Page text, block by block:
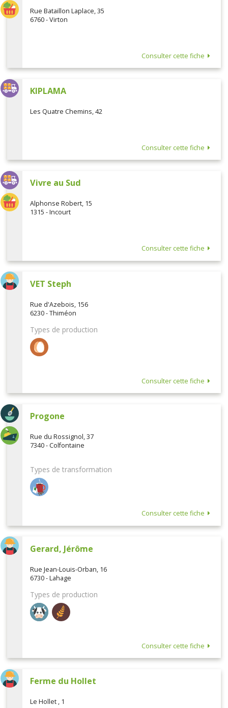
Rue Bataillon Laplace, 35
6760 - Virton
Consulter cette fiche
KIPLAMA
Les Quatre Chemins, 42
Consulter cette fiche
Vivre au Sud
Alphonse Robert, 15
1315 - Incourt
Consulter cette fiche
VET Steph
Rue d'Azebois, 156
6230 - Thiméon
Types de production
Consulter cette fiche
Progone
Rue du Rossignol, 37
7340 - Colfontaine
Types de transformation
Consulter cette fiche
Gerard, Jérôme
Rue Jean-Louis-Orban, 16
6730 - Lahage
Types de production
Consulter cette fiche
Ferme du Hollet
Le Hollet , 1